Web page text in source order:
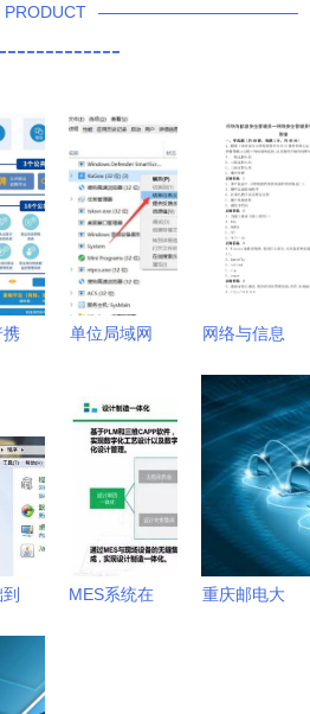
PRODUCT
携
单位局域网
为管理与进
程服务管控
网络与信息
员-网络安
全管理员初
级工考试题
及答案 计
算机网络信
息管理与服
MES系统在
重庆邮电大